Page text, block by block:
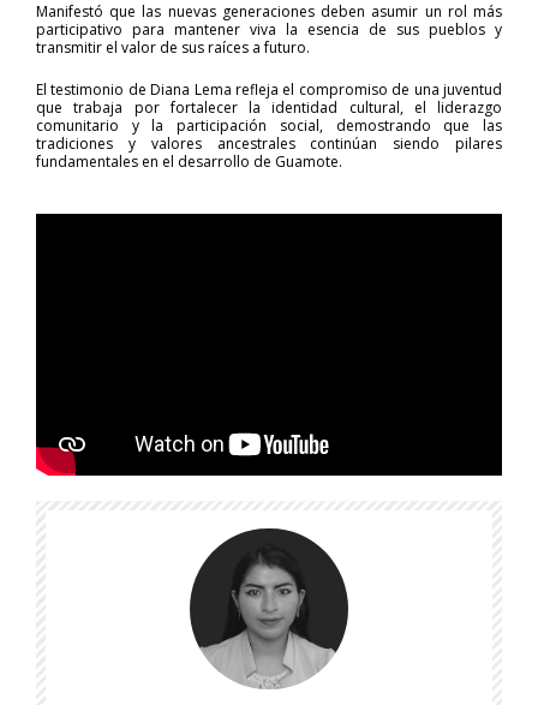
Manifestó que las nuevas generaciones deben asumir un rol más
participativo para mantener viva la esencia de sus pueblos y
transmitir el valor de sus raíces a futuro.
El testimonio de Diana Lema refleja el compromiso de una juventud
que trabaja por fortalecer la identidad cultural, el liderazgo
comunitario y la participación social, demostrando que las
tradiciones y valores ancestrales continúan siendo pilares
fundamentales en el desarrollo de Guamote.